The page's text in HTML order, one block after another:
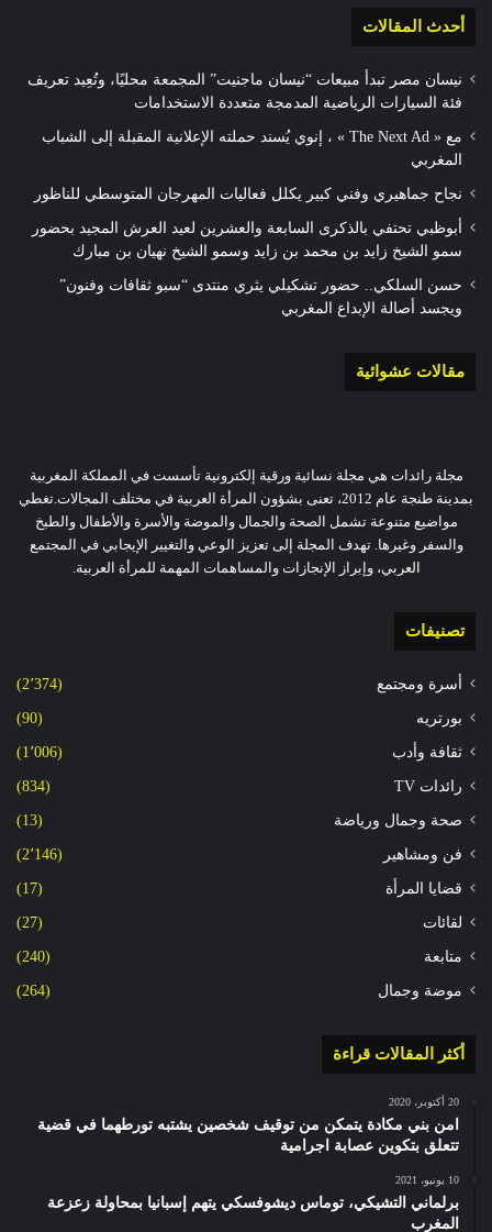
أحدث المقالات
نيسان مصر تبدأ مبيعات “نيسان ماجنيت” المجمعة محليًا، وتُعِيد تعريف
فئة السيارات الرياضية المدمجة متعددة الاستخدامات
مع « The Next Ad » ، إنوي يُسند حملته الإعلانية المقبلة إلى الشباب
المغربي
نجاح جماهيري وفني كبير يكلل فعاليات المهرجان المتوسطي للناظور
أبوظبي تحتفي بالذكرى السابعة والعشرين لعيد العرش المجيد بحضور
سمو الشيخ زايد بن محمد بن زايد وسمو الشيخ نهيان بن مبارك
حسن السلكي.. حضور تشكيلي يثري منتدى “سبو ثقافات وفنون”
ويجسد أصالة الإبداع المغربي
مقالات عشوائية
مجلة رائدات هي مجلة نسائية ورقية إلكترونية تأسست في المملكة المغربية
بمدينة طنجة عام 2012، تعنى بشؤون المرأة العربية في مختلف المجالات.تغطي
مواضيع متنوعة تشمل الصحة والجمال والموضة والأسرة والأطفال والطبخ
والسفر وغيرها. تهدف المجلة إلى تعزيز الوعي والتغيير الإيجابي في المجتمع
العربي، وإبراز الإنجازات والمساهمات المهمة للمرأة العربية.
تصنيفات
أسرة ومجتمع (2٬374)
بورتريه (90)
ثقافة وأدب (1٬006)
رائدات TV (834)
صحة وجمال ورياضة (13)
فن ومشاهير (2٬146)
قضايا المرأة (17)
لقائات (27)
متابعة (240)
موضة وجمال (264)
أكثر المقالات قراءة
20 أكتوبر، 2020
امن بني مكادة يتمكن من توقيف شخصين يشتبه تورطهما في قضية
تتعلق بتكوين عصابة اجرامية
10 يونيو، 2021
برلماني التشيكي، توماس ديشوفسكي يتهم إسبانيا بمحاولة زعزعة
المغرب